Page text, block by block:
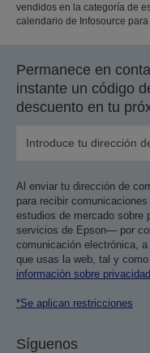
vendidos en la categoría de
calendario de Infosource
Permanece en
instante un código
descuento en tu
Al enviar tu dirección de
para recibir
estudios de mercado sobre
servicios de Epson— por
comunicación electrónica,
que usas la web, tal y
información sobre
*Se aplican restricciones
Síguenos